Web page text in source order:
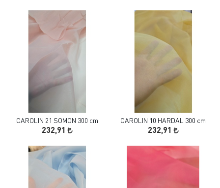
CAROLIN 21 SOMON 300 cm
232,91
CAROLIN 10 HARDAL 300 cm
232,91